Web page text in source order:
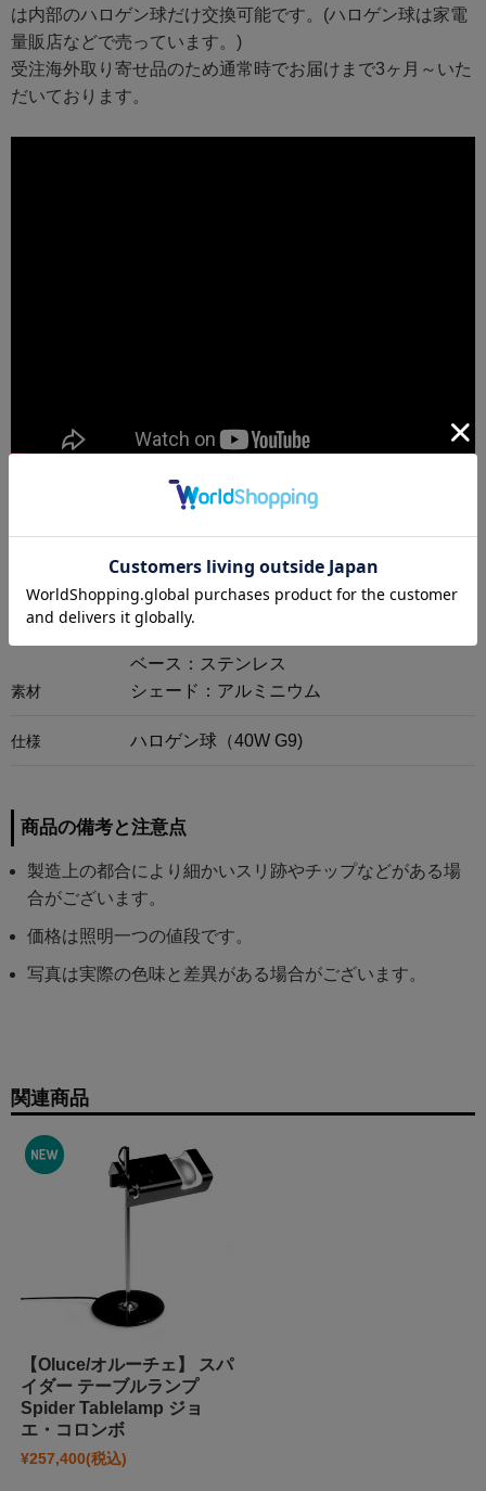
は内部のハロゲン球だけ交換可能です。(ハロゲン球は家電
量販店などで売っています。)
受注海外取り寄せ品のため通常時でお届けまで3ヶ月～いた
だいております。
商品情報
サイズ 高1400 幅300 mm 重量3kg
素材
ベース：ステンレス
シェード：アルミニウム
仕様 ハロゲン球（40W G9)
商品の備考と注意点
製造上の都合により細かいスリ跡やチップなどがある場
合がございます。
価格は照明一つの値段です。
写真は実際の色味と差異がある場合がございます。
関連商品
【Oluce/オルーチェ】 スパ
イダー テーブルランプ
Spider Tablelamp ジョ
エ・コロンボ
¥257,400(税込)